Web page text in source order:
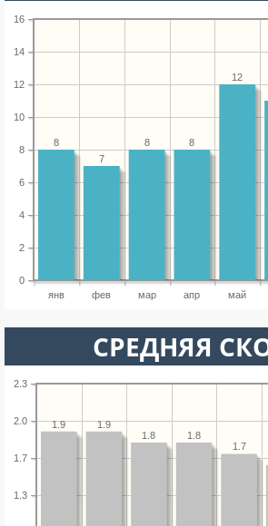
янв фев мар апр май
0
2
4
6
8
10
12
14
16
12
8
8
7
8
СРЕДНЯЯ
1.3
1.7
2.0
2.3
1.7
1.8
1.8
1.9
1.9